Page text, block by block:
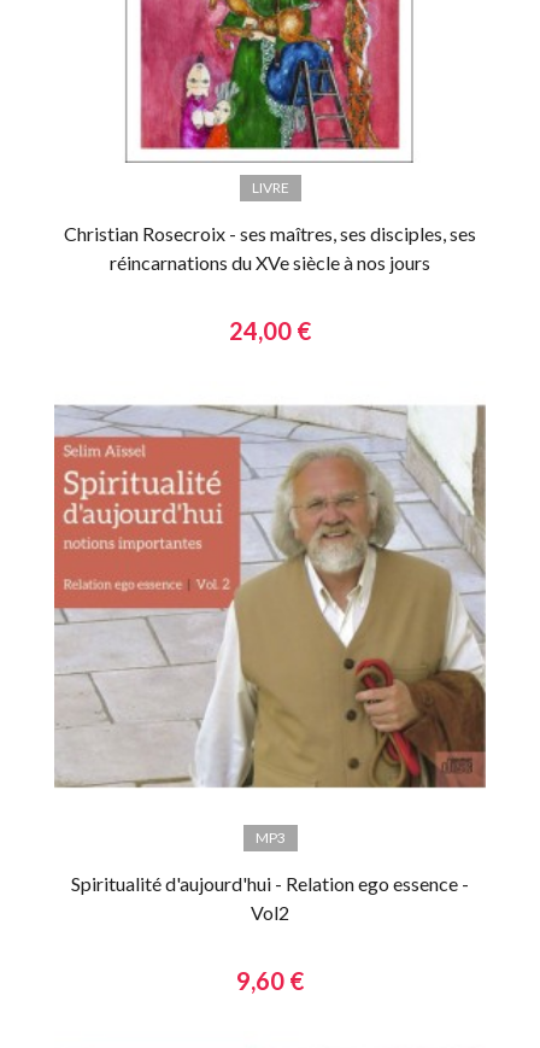
LIVRE
Christian Rosecroix - ses maîtres, ses disciples, ses
réincarnations du XVe siècle à nos jours
24,00 €
MP3
Spiritualité d'aujourd'hui - Relation ego essence -
Vol2
9,60 €